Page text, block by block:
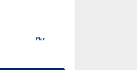
Plan